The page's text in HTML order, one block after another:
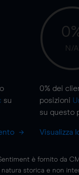
su
N/A
0% dei
posizioni
su questo
Visualizza
è fornito da
storica e non